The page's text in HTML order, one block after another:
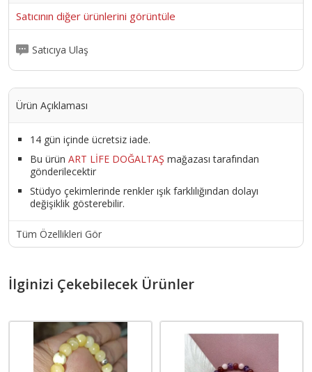
Satıcının diğer ürünlerini görüntüle
Satıcıya Ulaş
Ürün Açıklaması
14 gün içinde ücretsiz iade.
Bu ürün ART LİFE DOĞALTAŞ mağazası tarafından
gönderilecektir
Stüdyo çekimlerinde renkler ışık farklılığından dolayı
değişiklik gösterebilir.
Tüm Özellikleri Gör
İlginizi Çekebilecek Ürünler